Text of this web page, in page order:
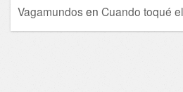
Vagamundos en Cuando toqué